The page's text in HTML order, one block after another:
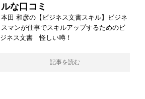
ルな口コミ
本田 和彦の【ビジネス文書スキル】ビジネ
スマンが仕事でスキルアップするためのビ
ジネス文書 怪しい噂！
記事を読む